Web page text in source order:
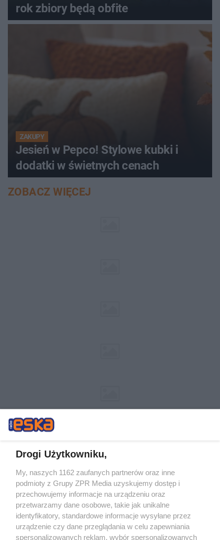
rok zbiory będą obfite
ZAKUPY
Jesień w Pepco! Stylowe kubki i
dodatki w świetnych cenach
ZOBACZ WIĘCEJ
Żaden utwór zamieszczony w serwisie nie może być powielany i
rozpowszechniany lub dalej rozpowszechniany w jakikolwiek sposób (w
tym także elektroniczny lub mechaniczny) na jakimkolwiek polu
eksploatacji w jakiejkolwiek formie, włącznie z umieszczaniem w
Internecie bez pisemnej zgody właściciela praw. Jakiekolwiek użycie lub
wykorzystanie utworów w całości lub w części z naruszeniem prawa,
tzn. bez właściwej zgody, jest zabronione pod groźbą kary i może być
ścigane prawnie.
Drogi Użytkowniku,
My, naszych 1162 zaufanych partnerów oraz inne
podmioty z Grupy ZPR Media uzyskujemy dostęp i
przechowujemy informacje na urządzeniu oraz
przetwarzamy dane osobowe, takie jak unikalne
identyfikatory, standardowe informacje wysyłane przez
urządzenie czy dane przeglądania w celu zapewniania
spersonalizowanych reklam, wybór spersonalizowanych